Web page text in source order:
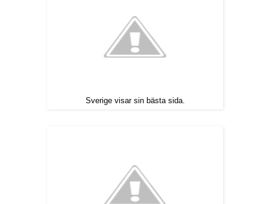
Sverige visar sin bästa sida.